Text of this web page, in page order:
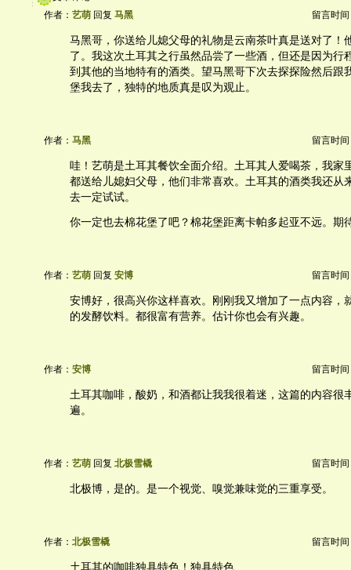
作者： 艺萌 回复 马黑 留言时间
马黑哥，你送给儿媳父母的礼物是云南茶叶真是送对了！
了。我这次土耳其之行虽然品尝了一些酒，但还是因为行
到其他的当地特有的酒类。望马黑哥下次去探探险然后跟
堡我去了，独特的地质真是叹为观止。
作者： 马黑 留言时间
哇！艺萌是土耳其餐饮全面介绍。土耳其人爱喝茶，我家
都送给儿媳妇父母，他们非常喜欢。土耳其的酒类我还从
去一定试试。
你一定也去棉花堡了吧？棉花堡距离卡帕多起亚不远。期
作者： 艺萌 回复 安博 留言时间
安博好，很高兴你这样喜欢。刚刚我又增加了一点内容，
的发酵饮料。都很富有营养。估计你也会有兴趣。
作者： 安博 留言时间
土耳其咖啡，酸奶，和酒都让我我很着迷，这篇的内容很
遍。
作者： 艺萌 回复 北极雪橇 留言时间
北极博，是的。是一个视觉、嗅觉兼味觉的三重享受。
作者： 北极雪橇 留言时间
土耳其的咖啡独具特色！独具特色